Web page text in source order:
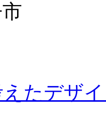
たデザ